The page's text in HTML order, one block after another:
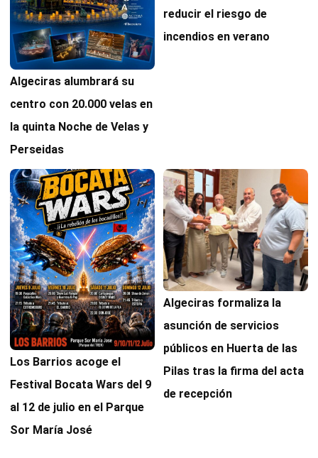
Algeciras alumbrará su
centro con 20.000 velas en
la quinta Noche de Velas y
Perseidas
reducir el riesgo de
incendios en verano
Los Barrios acoge el
Festival Bocata Wars del 9
al 12 de julio en el Parque
Sor María José
Algeciras formaliza la
asunción de servicios
públicos en Huerta de las
Pilas tras la firma del acta
de recepción